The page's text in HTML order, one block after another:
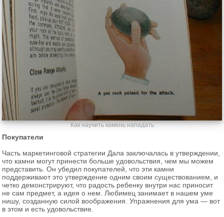
Как научить камень нападать
Покупатели
Часть маркетинговой стратегии Дала заключалась в утверждении,
что камни могут принести больше удовольствия, чем мы можем
представить. Он убедил покупателей, что эти камни
поддерживают это утверждение одним своим существованием, и
четко демонстрируют, что радость ребенку внутри нас приносит
не сам предмет, а идея о нем. Любимец занимает в нашем уме
нишу, созданную силой воображения. Упражнения для ума — вот
в этом и есть удовольствие.